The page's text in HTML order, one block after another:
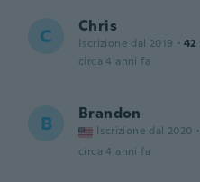
C Chris
Iscrizione dal 2019 · 42
circa 4 anni fa
B Brandon
Iscrizione dal 2020 ·
circa 4 anni fa